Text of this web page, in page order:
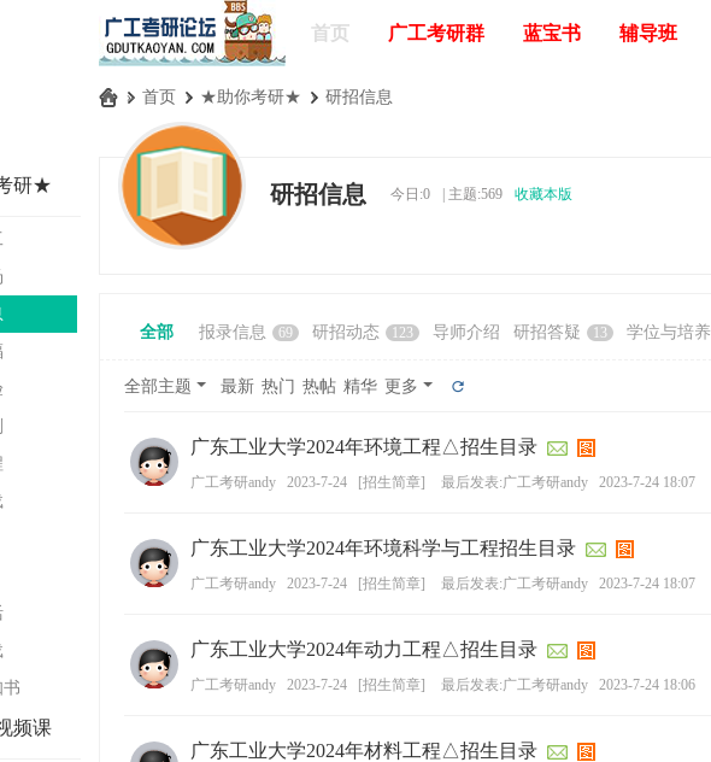
首页 广工考研群 蓝宝书 辅导班
» 首页 › ★助你考研★ › 研招信息
研★
频课
研招信息 今日:0 主题:569 收藏本版
全部 报录信息 69 研招动态 123 导师介绍 研招答疑 13 学位与培养
全部主题 最新 热门 热帖 精华 更多
广东工业大学2024年环境工程△招生目录
广工考研andy 2023-7-24 [招生简章] 最后发表:广工考研andy 2023-7-24 18:07
广东工业大学2024年环境科学与工程招生目录
广工考研andy 2023-7-24 [招生简章] 最后发表:广工考研andy 2023-7-24 18:07
广东工业大学2024年动力工程△招生目录
广工考研andy 2023-7-24 [招生简章] 最后发表:广工考研andy 2023-7-24 18:06
广东工业大学2024年材料工程△招生目录